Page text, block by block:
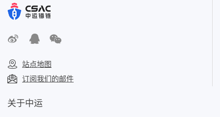
站点地图
订阅我们的邮件
关于中运